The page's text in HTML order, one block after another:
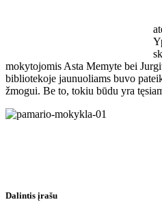
mokytojomis Asta Memyte bei
bibliotekoje jaunuoliams buvo
žmogui. Be to, tokiu būdu yra
Dalintis įrašu